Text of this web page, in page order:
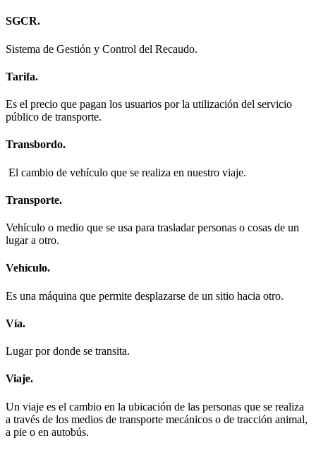
SGCR.
Sistema de Gestión y Control del Recaudo.
Tarifa.
Es el precio que pagan los usuarios por la utilización del servicio
público de transporte.
Transbordo.
El cambio de vehículo que se realiza en nuestro viaje.
Transporte.
Vehículo o medio que se usa para trasladar personas o cosas de un
lugar a otro.
Vehículo.
Es una máquina que permite desplazarse de un sitio hacia otro.
Vía.
Lugar por donde se transita.
Viaje.
Un viaje es el cambio en la ubicación de las personas que se realiza
a través de los medios de transporte mecánicos o de tracción animal,
a pie o en autobús.